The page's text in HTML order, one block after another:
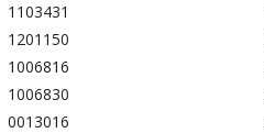
1103431
1201150
1006816
1006830
0013016